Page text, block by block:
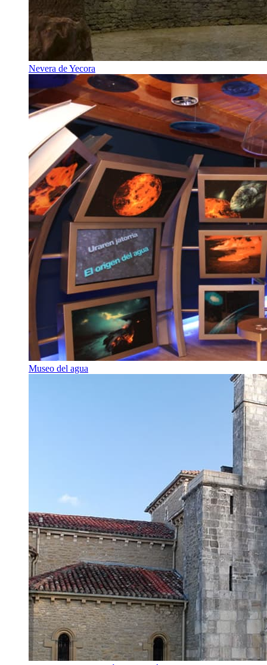
Nevera de Yecora
Museo del agua